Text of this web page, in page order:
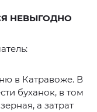
НЕВЫГОДНО
в Катравоже. В
буханок, в том
а затрат